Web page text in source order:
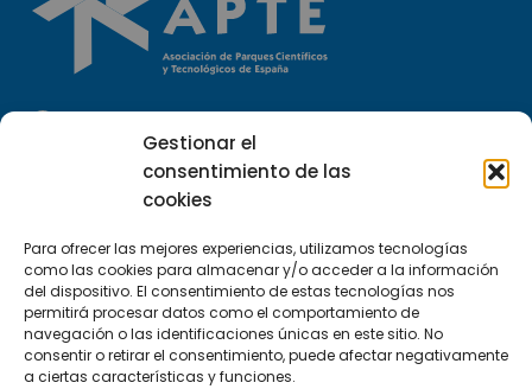
Gestionar el
consentimiento de las
cookies
Para ofrecer las mejores experiencias, utilizamos tecnologías
como las cookies para almacenar y/o acceder a la información
del dispositivo. El consentimiento de estas tecnologías nos
permitirá procesar datos como el comportamiento de
navegación o las identificaciones únicas en este sitio. No
consentir o retirar el consentimiento, puede afectar negativamente
a ciertas características y funciones.
(+34) 951 23 13 06
info@apte.org
Encuéntranos
C/Marie Curie, 35
29590 Campanillas, Málaga